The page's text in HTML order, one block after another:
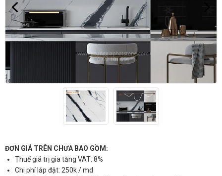
ĐƠN GIÁ TRÊN CHƯA BAO GỒM:
Thuế giá trị gia tăng VAT: 8%
Chi phí lắp đặt: 250k / md